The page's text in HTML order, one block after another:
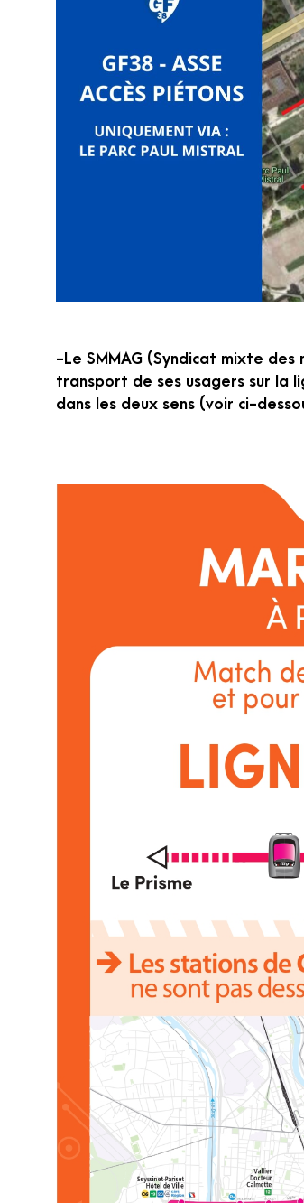
-Le SMMAG (Syndicat mixte
transport de ses usagers sur la
dans les deux sens (voir ci-